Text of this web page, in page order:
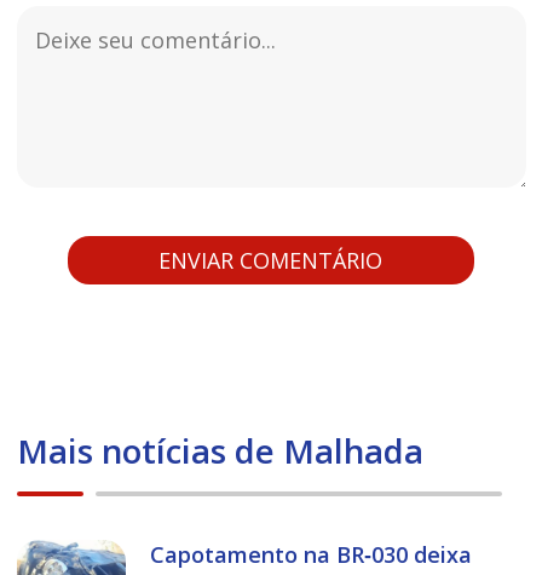
Mais notícias de Malhada
Capotamento na BR‑030 deixa